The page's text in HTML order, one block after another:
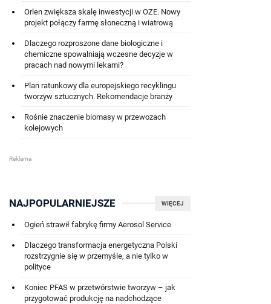
Orlen zwiększa skalę inwestycji w OZE. Nowy
projekt połączy farmę słoneczną i wiatrową
Dlaczego rozproszone dane biologiczne i
chemiczne spowalniają wczesne decyzje w
pracach nad nowymi lekami?
Plan ratunkowy dla europejskiego recyklingu
tworzyw sztucznych. Rekomendacje branży
Rośnie znaczenie biomasy w przewozach
kolejowych
WIĘCEJ
NAJPOPULARNIEJSZE
Ogień strawił fabrykę firmy Aerosol Service
Dlaczego transformacja energetyczna Polski
rozstrzygnie się w przemyśle, a nie tylko w
polityce
Koniec PFAS w przetwórstwie tworzyw – jak
przygotować produkcję na nadchodzące